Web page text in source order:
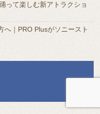
って楽しむ新アトラクショ
へ｜PRO Plusがソニースト